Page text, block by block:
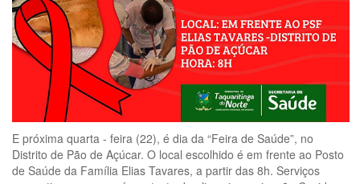
E próxima quarta - feira (22), é dia da “Feira de Saúde”, no
Distrito de Pão de Açúcar. O local escolhido é em frente ao Posto
de Saúde da Família Elias Tavares, a partir das 8h. Serviços